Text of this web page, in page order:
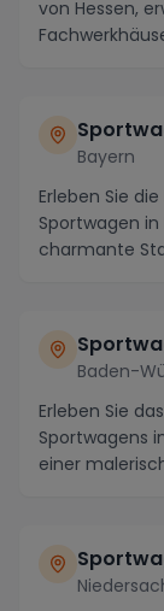
von Hessen,
Bayern
Erleben Sie
Sportwagen in
charmante
Baden-
Erleben Sie
Sportwagens
einer